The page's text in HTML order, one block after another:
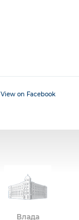
View on Facebook
Влада